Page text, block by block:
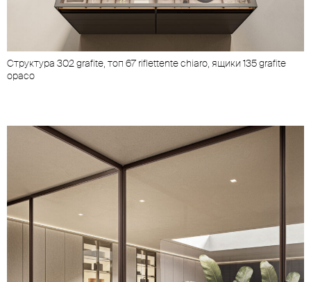
Cтруктура 302 grafite, топ 67 riflettente chiaro, ящики 135 grafite
opaco